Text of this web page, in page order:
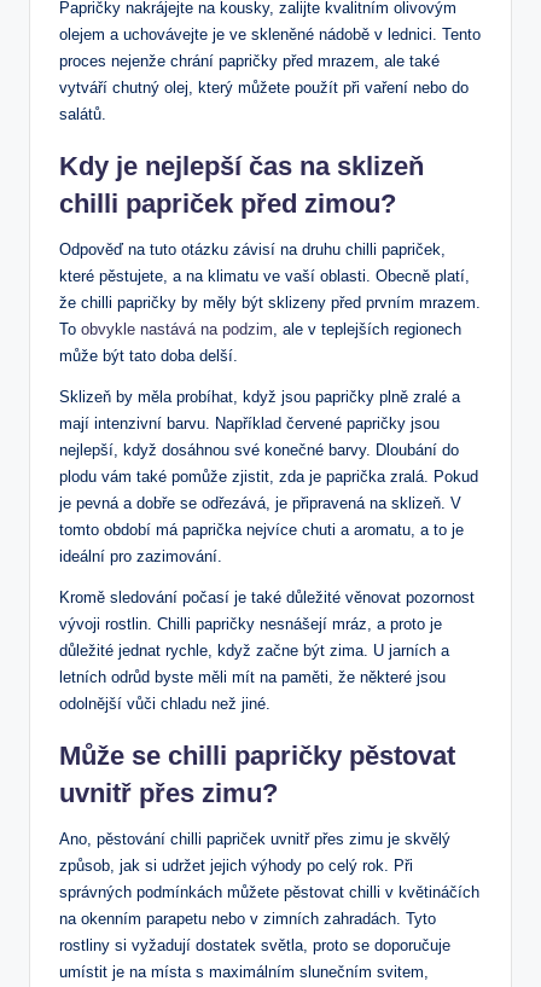
Papričky nakrájejte na kousky, zalijte kvalitním olivovým
olejem a uchovávejte je ve skleněné nádobě v lednici. Tento
proces nejenže chrání papričky před mrazem, ale také
vytváří chutný olej, který můžete použít při vaření nebo do
salátů.
Kdy je nejlepší čas na sklizeň
chilli papriček před zimou?
Odpověď na tuto otázku závisí na druhu chilli papriček,
které pěstujete, a na klimatu ve vaší oblasti. Obecně platí,
že chilli papričky by měly být sklizeny před prvním mrazem.
To obvykle nastává na podzim , ale v teplejších regionech
může být tato doba delší.
Sklizeň by měla probíhat, když jsou papričky plně zralé a
mají intenzivní barvu. Například červené papričky jsou
nejlepší, když dosáhnou své konečné barvy. Dloubání do
plodu vám také pomůže zjistit, zda je paprička zralá. Pokud
je pevná a dobře se odřezává, je připravená na sklizeň. V
tomto období má paprička nejvíce chuti a aromatu, a to je
ideální pro zazimování.
Kromě sledování počasí je také důležité věnovat pozornost
vývoji rostlin. Chilli papričky nesnášejí mráz, a proto je
důležité jednat rychle, když začne být zima. U jarních a
letních odrůd byste měli mít na paměti, že některé jsou
odolnější vůči chladu než jiné.
Může se chilli papričky pěstovat
uvnitř přes zimu?
Ano, pěstování chilli papriček uvnitř přes zimu je skvělý
způsob, jak si udržet jejich výhody po celý rok. Při
správných podmínkách můžete pěstovat chilli v květináčích
na okenním parapetu nebo v zimních zahradách. Tyto
rostliny si vyžadují dostatek světla, proto se doporučuje
umístit je na místa s maximálním slunečním svitem,